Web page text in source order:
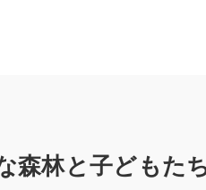
森林と子どもた